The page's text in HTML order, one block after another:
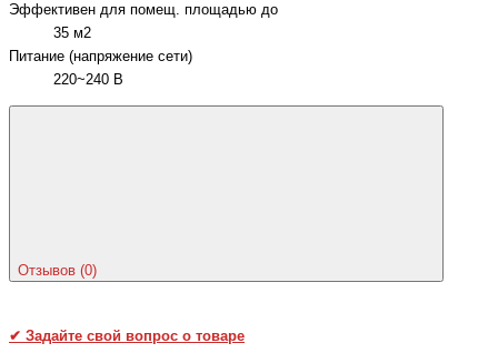
Эффективен для помещ. площадью до
35 м2
Питание (напряжение сети)
220~240 В
Отзывов (0)
✔ Задайте свой вопрос о товаре